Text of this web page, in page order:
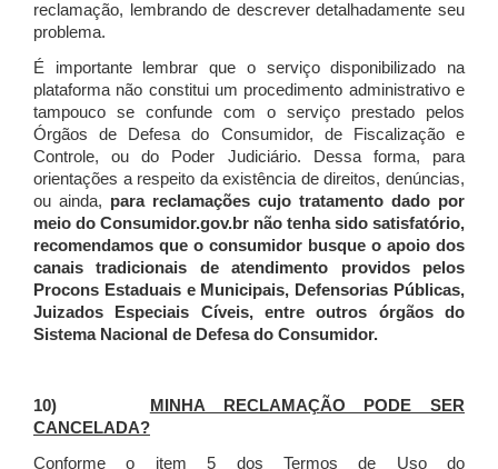
reclamação, lembrando de descrever detalhadamente seu
problema.
É importante lembrar que o serviço disponibilizado na
plataforma não constitui um procedimento administrativo e
tampouco se confunde com o serviço prestado pelos
Órgãos de Defesa do Consumidor, de Fiscalização e
Controle, ou do Poder Judiciário. Dessa forma, para
orientações a respeito da existência de direitos, denúncias,
ou ainda, para reclamações cujo tratamento dado por
meio do Consumidor.gov.br não tenha sido satisfatório,
recomendamos que o consumidor busque o apoio dos
canais tradicionais de atendimento providos pelos
Procons Estaduais e Municipais, Defensorias Públicas,
Juizados Especiais Cíveis, entre outros órgãos do
Sistema Nacional de Defesa do Consumidor.
10)
MINHA RECLAMAÇÃO PODE SER
CANCELADA?
Conforme o item 5 dos Termos de Uso do